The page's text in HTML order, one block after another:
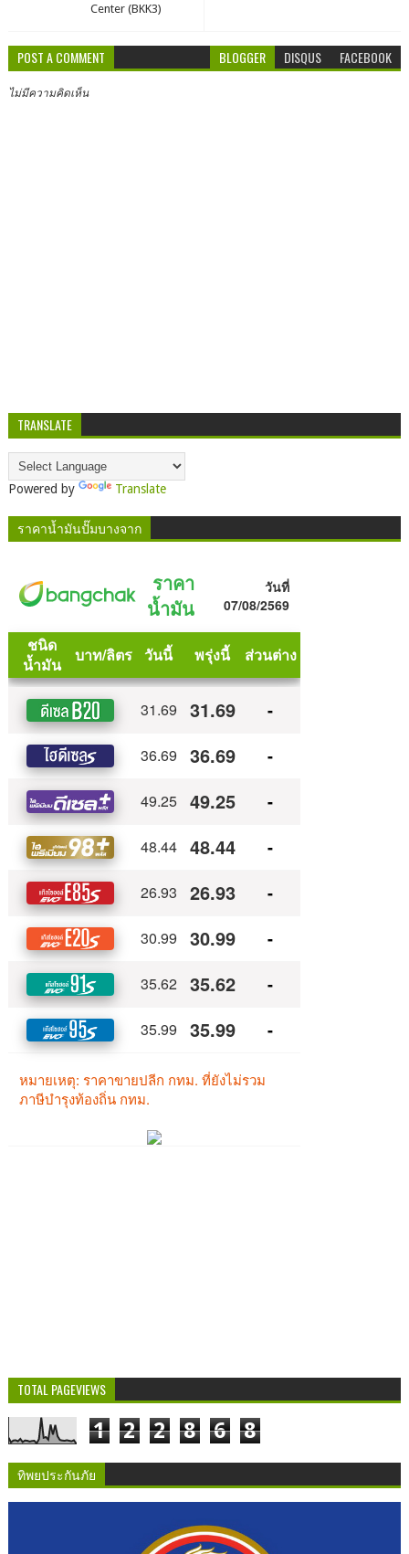
Center (BKK3)
POST A COMMENT BLOGGER DISQUS FACEBOOK
ไม่มีความคิดเห็น
TRANSLATE
Powered by Translate
ราคาน้ำมันปั๊มบางจาก
TOTAL PAGEVIEWS
1 2 2 8 6 8
ทิพยประกันภัย